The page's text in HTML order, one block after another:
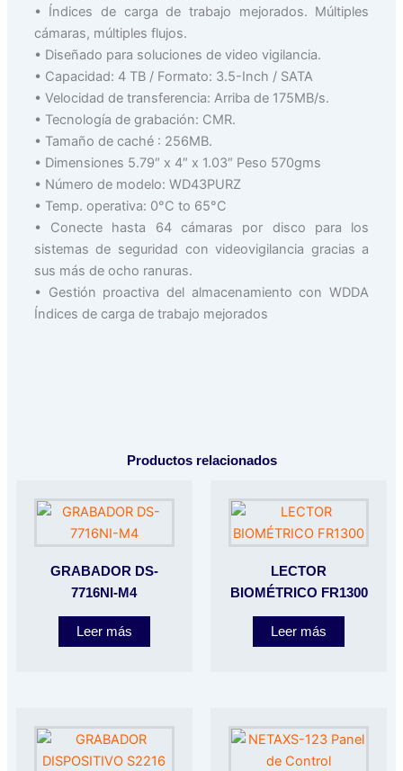
• Índices de carga de trabajo mejorados. Múltiples
cámaras, múltiples flujos.
• Diseñado para soluciones de video vigilancia.
• Capacidad: 4 TB / Formato: 3.5-Inch / SATA
• Velocidad de transferencia: Arriba de 175MB/s.
• Tecnología de grabación: CMR.
• Tamaño de caché : 256MB.
• Dimensiones 5.79″ x 4″ x 1.03″ Peso 570gms
• Número de modelo: WD43PURZ
• Temp. operativa: 0°C to 65°C
• Conecte hasta 64 cámaras por disco para los
sistemas de seguridad con videovigilancia gracias a
sus más de ocho ranuras.
• Gestión proactiva del almacenamiento con WDDA
Índices de carga de trabajo mejorados
Productos relacionados
GRABADOR DS-
7716NI-M4
Leer más
LECTOR
BIOMÉTRICO FR1300
Leer más